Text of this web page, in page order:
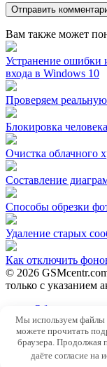
Вам также может
Устранение ошибки
входа в Windows 10
Проверяем
Блокировка
Очистка облачного
Составление
Способы обрезки
Удаление старых
Как отключить
© 2026
только с указанием
Обратная связь
Политика
Мы используем файлы
можете прочитать
браузера. Продолжая
даёте согласие на